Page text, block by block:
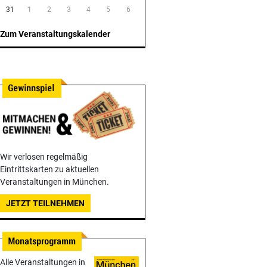
31 1 2 3 4 5 6
Zum Veranstaltungskalender
Wir verlosen regelmäßig
Eintrittskarten zu aktuellen
Veranstaltungen in München.
JETZT TEILNEHMEN
Alle Veranstaltungen in